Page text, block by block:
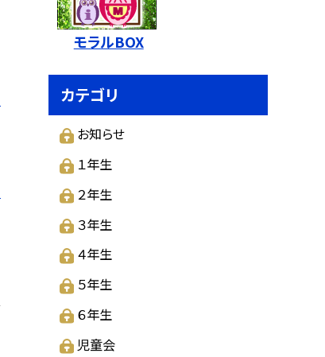
モラルBOX
カテゴリ
お知らせ
１年生
２年生
３年生
４年生
５年生
６年生
児童会